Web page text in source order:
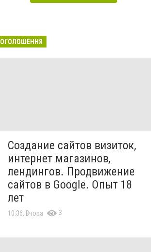
ОГОЛОШЕННЯ
Создание сайтов визиток,
интернет магазинов,
лендингов. Продвижение
сайтов в Google. Опыт 18
лет
10:36, Вчора 3